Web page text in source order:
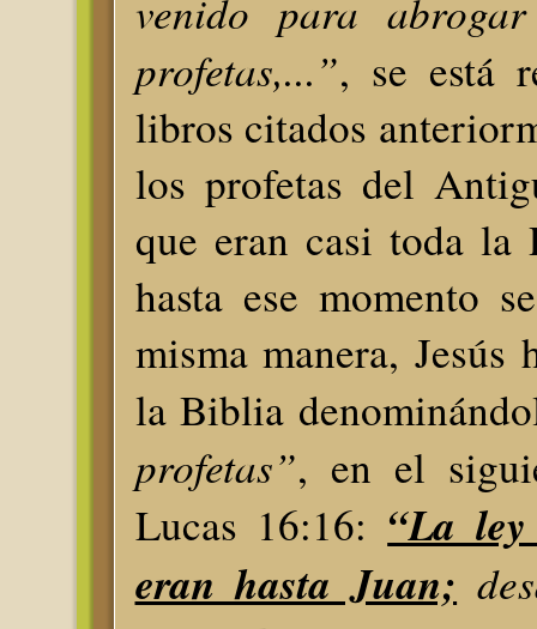
venido para
profetas,...”, se está
libros citados
los profetas del
que eran casi toda la
hasta ese momento
misma manera, Jesús
la Biblia
profetas”, en el
Lucas 16:16: “La
eran hasta Juan;